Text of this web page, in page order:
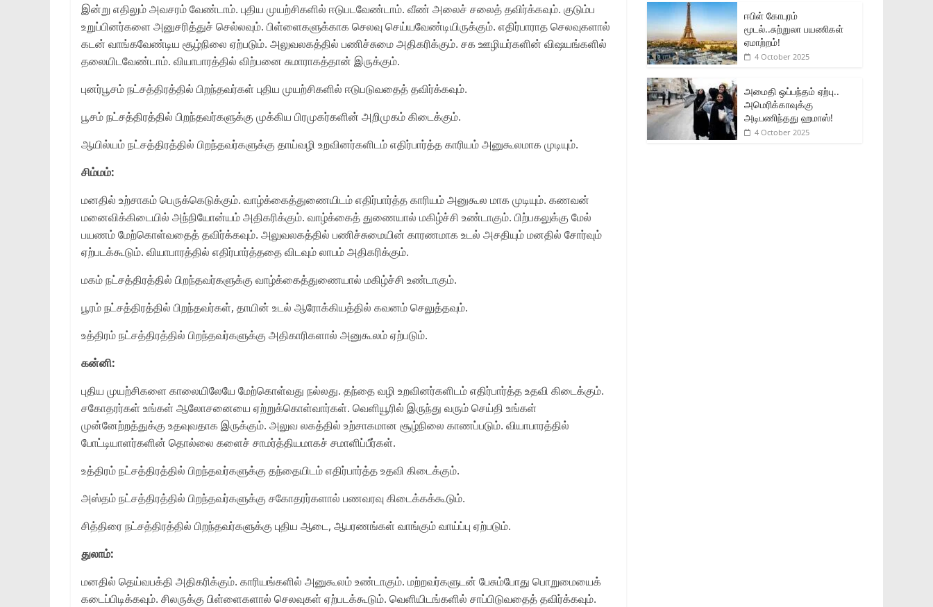
இன்று எதிலும் அவசரம் வேண்டாம். புதிய முயற்சிகளில் ஈடுபடவேண்டாம். வீண் அலைச் சலைத் தவிர்க்கவும். குடும்ப
உறுப்பினர்களை அனுசரித்துச் செல்லவும். பிள்ளைகளுக்காக செலவு செய்யவேண்டியிருக்கும். எதிர்பாராத செலவுகளால்
கடன் வாங்கவேண்டிய சூழ்நிலை ஏற்படும். அலுவலகத்தில் பணிச்சுமை அதிகரிக்கும். சக ஊழியர்களின் விஷயங்களில்
தலையிடவேண்டாம். வியாபாரத்தில் விற்பனை சுமாராகத்தான் இருக்கும்.
புனர்பூசம் நட்சத்திரத்தில் பிறந்தவர்கள் புதிய முயற்சிகளில் ஈடுபடுவதைத் தவிர்க்கவும்.
பூசம் நட்சத்திரத்தில் பிறந்தவர்களுக்கு முக்கிய பிரமுகர்களின் அறிமுகம் கிடைக்கும்.
ஆயில்யம் நட்சத்திரத்தில் பிறந்தவர்களுக்கு தாய்வழி உறவினர்களிடம் எதிர்பார்த்த காரியம் அனுகூலமாக முடியும்.
சிம்மம்:
மனதில் உற்சாகம் பெருக்கெடுக்கும். வாழ்க்கைத்துணையிடம் எதிர்பார்த்த காரியம் அனுகூல மாக முடியும். கணவன்
மனைவிக்கிடையில் அந்நியோன்யம் அதிகரிக்கும். வாழ்க்கைத் துணையால் மகிழ்ச்சி உண்டாகும். பிற்பகலுக்கு மேல்
பயணம் மேற்கொள்வதைத் தவிர்க்கவும். அலுவலகத்தில் பணிச்சுமையின் காரணமாக உடல் அசதியும் மனதில் சோர்வும்
ஏற்படக்கூடும். வியாபாரத்தில் எதிர்பார்த்ததை விடவும் லாபம் அதிகரிக்கும்.
மகம் நட்சத்திரத்தில் பிறந்தவர்களுக்கு வாழ்க்கைத்துணையால் மகிழ்ச்சி உண்டாகும்.
பூரம் நட்சத்திரத்தில் பிறந்தவர்கள், தாயின் உடல் ஆரோக்கியத்தில் கவனம் செலுத்தவும்.
உத்திரம் நட்சத்திரத்தில் பிறந்தவர்களுக்கு அதிகாரிகளால் அனுகூலம் ஏற்படும்.
கன்னி:
புதிய முயற்சிகளை காலையிலேயே மேற்கொள்வது நல்லது. தந்தை வழி உறவினர்களிடம் எதிர்பார்த்த உதவி கிடைக்கும்.
சகோதரர்கள் உங்கள் ஆலோசனையை ஏற்றுக்கொள்வார்கள். வெளியூரில் இருந்து வரும் செய்தி உங்கள்
முன்னேற்றத்துக்கு உதவுவதாக இருக்கும். அலுவ லகத்தில் உற்சாகமான சூழ்நிலை காணப்படும். வியாபாரத்தில்
போட்டியாளர்களின் தொல்லை களைச் சாமர்த்தியமாகச் சமாளிப்பீர்கள்.
உத்திரம் நட்சத்திரத்தில் பிறந்தவர்களுக்கு தந்தையிடம் எதிர்பார்த்த உதவி கிடைக்கும்.
அஸ்தம் நட்சத்திரத்தில் பிறந்தவர்களுக்கு சகோதரர்களால் பணவரவு கிடைக்கக்கூடும்.
சித்திரை நட்சத்திரத்தில் பிறந்தவர்களுக்கு புதிய ஆடை, ஆபரணங்கள் வாங்கும் வாய்ப்பு ஏற்படும்.
துலாம்:
மனதில் தெய்வபக்தி அதிகரிக்கும். காரியங்களில் அனுகூலம் உண்டாகும். மற்றவர்களுடன் பேசும்போது பொறுமையைக்
கடைப்பிடிக்கவும். சிலருக்கு பிள்ளைகளால் செலவுகள் ஏற்படக்கூடும். வெளியிடங்களில் சாப்பிடுவதைத் தவிர்க்கவும்.
ஈபிள் கோபுரம்
மூடல்..சுற்றுலா பயணிகள்
ஏமாற்றம்!
4 October 2025
அமைதி ஒப்பந்தம் ஏற்பு..
அமெரிக்காவுக்கு
அடிபணிந்தது ஹமாஸ்!
4 October 2025